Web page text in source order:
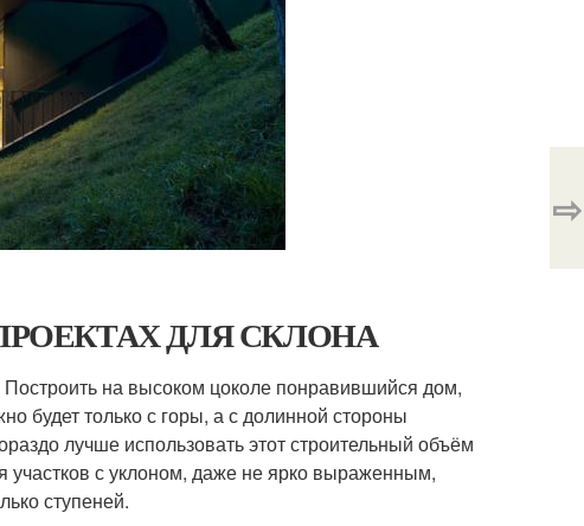
О ПРОЕКТАХ ДЛЯ СКЛОНА
на высоком цоколе понравившийся дом,
будет только с горы, а с долинной стороны
лучше использовать этот строительный объём
участков с уклоном, даже не ярко выраженным,
ступеней.
⇨